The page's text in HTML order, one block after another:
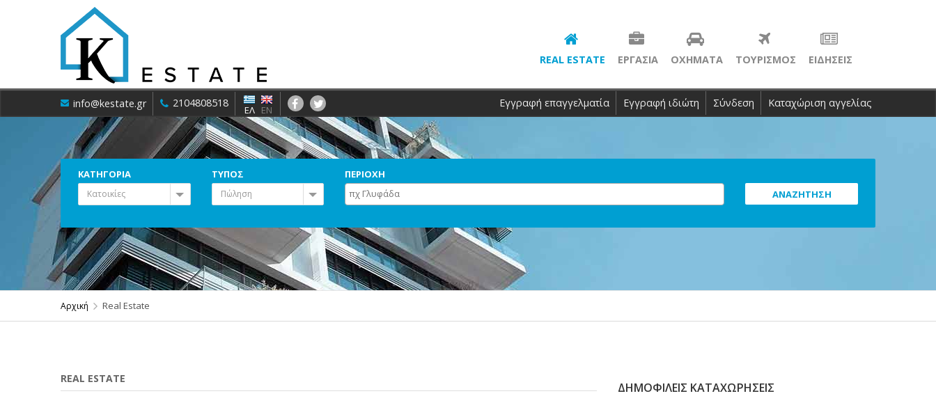
REAL ESTATE ΕΡΓΑΣΙΑ ΟΧΗΜΑΤΑ ΤΟΥΡΙΣΜΟΣ ΕΙΔΗΣΕΙΣ
info@kestate.gr 2104808518
ΕΛ EN
Εγγραφή επαγγελματία Εγγραφή ιδιώτη Σύνδεση Καταχώριση αγγελίας
ΚΑΤΗΓΟΡΙΑ
Κατοικίες
ΤΥΠΟΣ
Πώληση
ΠΕΡΙΟΧΗ
Αρχική Real Estate
REAL ESTATE
ΔΗΜΟΦΙΛΕΙΣ ΚΑΤΑΧΩΡΗΣΕΙΣ